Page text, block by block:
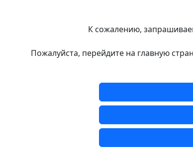
К сожалению,
Пожалуйста, перейдите на главную